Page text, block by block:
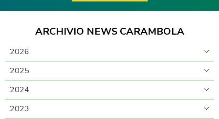
ARCHIVIO NEWS CARAMBOLA
2026
2025
2024
2023